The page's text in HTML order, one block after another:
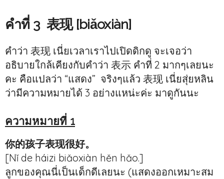
คำที่ 3 表现 [biǎoxiàn]
คำว่า 表现 เนี่ยเวลาเราไปเปิดดิกดู จะเจอว่า
อธิบายใกล้เคียงกับคำว่า 表示 คำที่ 2 มากๆเลยนะ
คะ คือแปลว่า “แสดง” จริงๆแล้ว 表现 เนี่ยสุ่ยหลิน
ว่ามีความหมายได้ 3 อย่างแหน่ะค่ะ มาดูกันนะ
ความหมายที่ 1
你的孩子表现很好。
[Nǐ de háizi biǎoxiàn hěn hǎo.]
ลูกของคุณนี่เป็นเด็กดีเลยนะ (แสดงออกเหมาะสม